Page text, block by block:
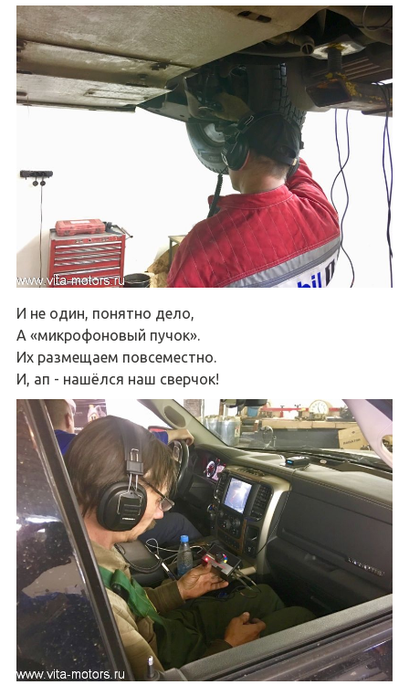
И не один, понятно дело,
А «микрофоновый пучок».
Их размещаем повсеместно.
И, ап - нашёлся наш сверчок!